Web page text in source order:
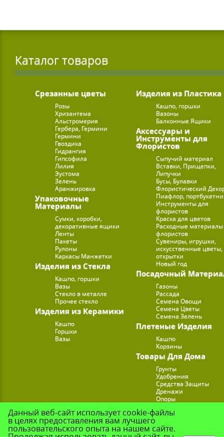
Каталог товаров
Срезанные цветы
Розы
Хризантема
Альстромерия
Гербера, Гермини
Гермини
Гвоздика
Гидрангия
Гипсофила
Лилия
Эустома
Зелень
Аранжировка
Упаковочные
Материалы
Сумки, коробки,
декоративные ящики
Ленты
Пакеты
Рулоны
Каркасы Манжетки
Изделия из Стекла
Кашпо, горшки
Вазы
Стекло в металле
Прочее стекло
Изделия из Керамики
Кашпо
Горшки
Вазы
Изделия из Пластика
Кашпо, горшки
Вазоны
Балконные Ящики
Аксессуары и
Инструменты для
Флористов
Сыпучий материал
Вставки, Прищепки,
Липучки
Бусы, Булавки
Флористический
Пиафлор,
Инструменты для
флористов
Краска для цветов
Расходные
флористов
Сувениры, игрушки,
искусственные цветы,
открытки
Новый год
Посадочный
Газоны
Рассада
Семена Овощи
Семена Цветы
Семена Зелень
Плетеные Изделия
Кашпо
Корзины
Товары Для Дома
Грунты
Удобрения
Средства Защиты
Дренажи
Опоры
Подставки для Цветов
Данный веб-сайт использует cookie-файлы
в целях предоставления вам лучшего
пользовательского опыта на нашем сайте.